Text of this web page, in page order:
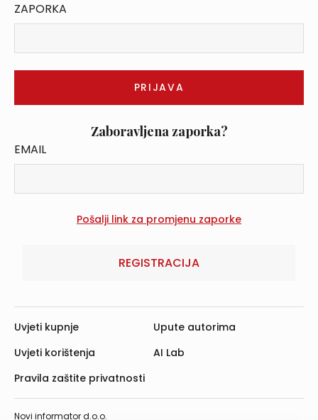
ZAPORKA
Zaboravljena zaporka?
EMAIL
REGISTRACIJA
Novi informator d.o.o.
Uvjeti kupnje
Uvjeti korištenja
Pravila zaštite privatnosti
Upute autorima
AI Lab